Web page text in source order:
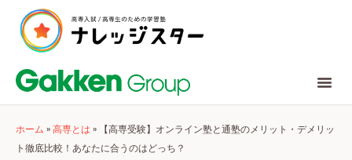
ホーム »高専とは »
【高専受験】オンライン塾と通塾のメリット・デメリッ
ト徹底比較！あなたに合うのはどっち？